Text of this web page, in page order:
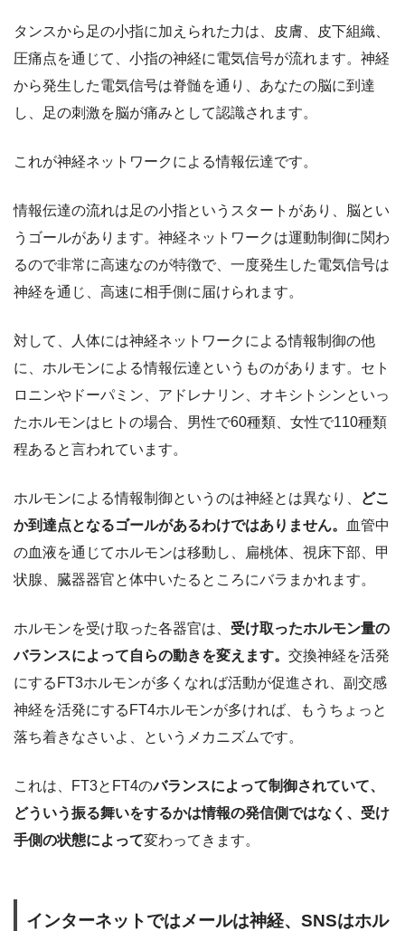
タンスから足の小指に加えられた力は、皮膚、皮下組織、
圧痛点を通じて、小指の神経に電気信号が流れます。神経
から発生した電気信号は脊髄を通り、あなたの脳に到達
し、足の刺激を脳が痛みとして認識されます。
これが神経ネットワークによる情報伝達です。
情報伝達の流れは足の小指というスタートがあり、脳とい
うゴールがあります。神経ネットワークは運動制御に関わ
るので非常に高速なのが特徴で、一度発生した電気信号は
神経を通じ、高速に相手側に届けられます。
対して、人体には神経ネットワークによる情報制御の他
に、ホルモンによる情報伝達というものがあります。セト
ロニンやドーパミン、アドレナリン、オキシトシンといっ
たホルモンはヒトの場合、男性で60種類、女性で110種類
程あると言われています。
ホルモンによる情報制御というのは神経とは異なり、
どこ
か到達点となるゴールがあるわけではありません。
血管中
の血液を通じてホルモンは移動し、扁桃体、視床下部、甲
状腺、臓器器官と体中いたるところにバラまかれます。
ホルモンを受け取った各器官は、 受け取ったホルモン量の
バランスによって自らの動きを変えます。 交換神経を活発
にするFT3ホルモンが多くなれば活動が促進され、副交感
神経を活発にするFT4ホルモンが多ければ、もうちょっと
落ち着きなさいよ、というメカニズムです。
これは、FT3とFT4のバランスによって制御されていて、
どういう振る舞いをするかは情報の発信側ではなく、受け
手側の状態によって変わってきます。
インターネットではメールは神経、SNSはホル